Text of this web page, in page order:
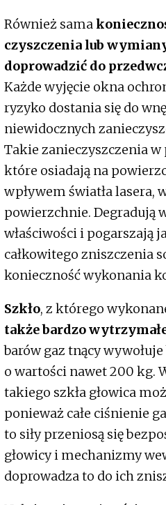
Również sama
czyszczenia lub
doprowadzić do
Każde wyjęcie okna
ryzyko dostania się do
niewidocznych
Takie zanieczyszczenia
które osiadają na
wpływem światła lasera,
powierzchnie. Degradują
właściwości i pogarszają
całkowitego zniszczenia
konieczność wykonania
Szkło, z którego
także bardzo
barów gaz tnący
o wartości nawet 200 kg.
takiego szkła głowica
ponieważ całe ciśnienie
to siły przeniosą się
głowicy i mechanizmy
doprowadza to do ich